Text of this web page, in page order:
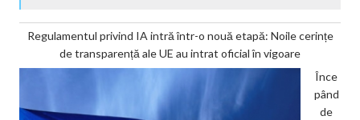
Regulamentul privind IA intră într-o nouă etapă: Noile cerințe
de transparență ale UE au intrat oficial în vigoare
Înce
pând
de